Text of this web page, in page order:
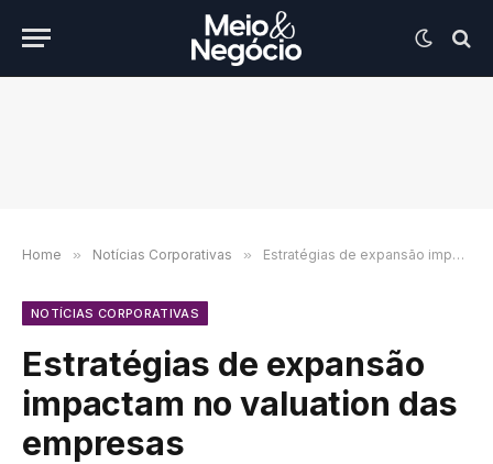
Home » Notícias Corporativas » Estratégias de expansão impactam no valuation das empresas
NOTÍCIAS CORPORATIVAS
Estratégias de expansão
impactam no valuation das
empresas